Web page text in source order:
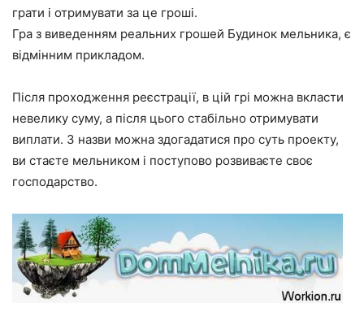
грати і отримувати за це гроші.
Гра з виведенням реальних грошей Будинок мельника, є
відмінним прикладом.
Після проходження реєстрації, в цій грі можна вкласти
невелику суму, а після цього стабільно отримувати
виплати. З назви можна здогадатися про суть проекту,
ви стаєте мельником і поступово розвиваєте своє
господарство.